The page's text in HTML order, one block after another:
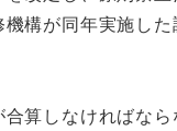
構が同年実施し
算しなければな